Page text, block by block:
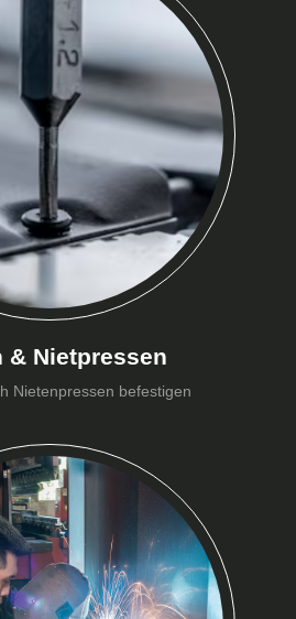
& Nietpressen
Nietenpressen befestigen